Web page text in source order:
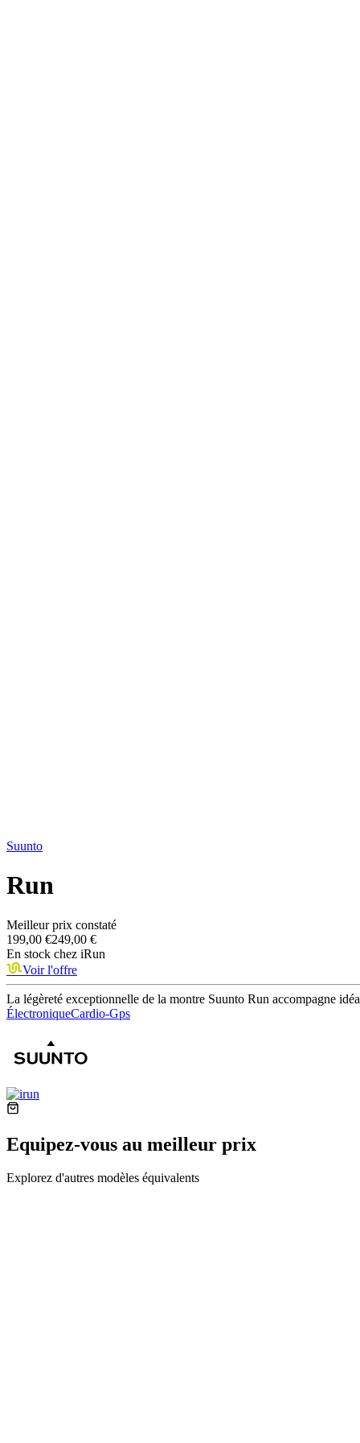
Suunto
Run
Meilleur prix constaté
199,00 €249,00 €
En stock chez iRun
Voir l'offre
La légèreté exceptionnelle de la montre Suunto Run accompagne
ÉlectroniqueCardio-Gps
Equipez-vous au meilleur prix
Explorez d'autres modèles équivalents